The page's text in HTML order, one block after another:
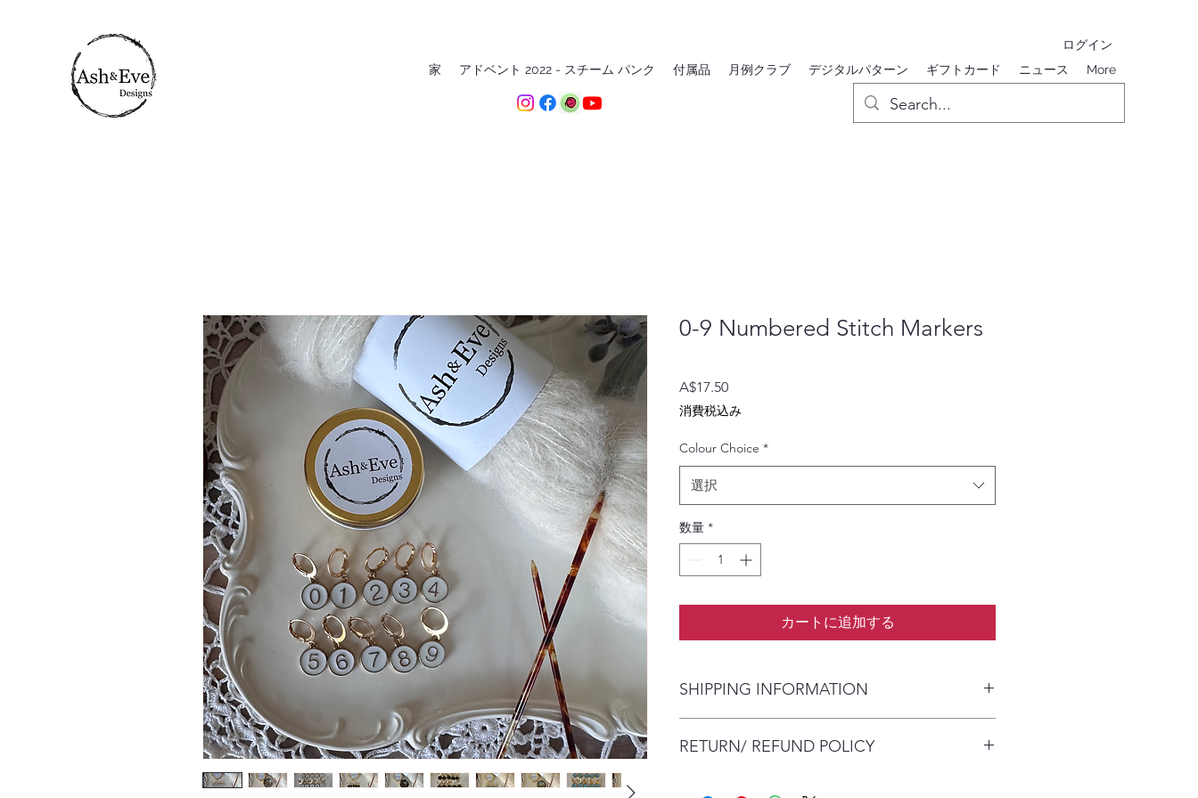
家 アドベント 2022 - スチーム パンク 付属品 月例クラブ デジタルパターン ギフトカード ニュース More
ログイン
0-9 Numbered Stitch Markers
A$17.50価
格
消費税込み
Colour Choice *
選択
数量 *
カートに追加する
SHIPPING INFORMATION
envelope (within Australia) or parcel post (overseas). I
RETURN/ REFUND POLICY